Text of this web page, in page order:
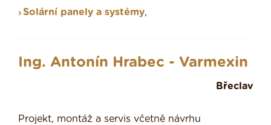
Solární panely a systémy,
Ing. Antonín Hrabec - Varmexin
Břeclav
Projekt, montáž a servis včetně návrhu